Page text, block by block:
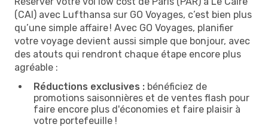
(CAI) avec Lufthansa sur GO Voyages, c’est bien plus
qu’une simple affaire ! Avec GO Voyages, planifier
votre voyage devient aussi simple que bonjour, avec
des atouts qui rendront chaque étape encore plus
agréable :
Réductions exclusives : bénéficiez de
promotions saisonnières et de ventes flash pour
faire encore plus d'économies et faire plaisir à
votre portefeuille !